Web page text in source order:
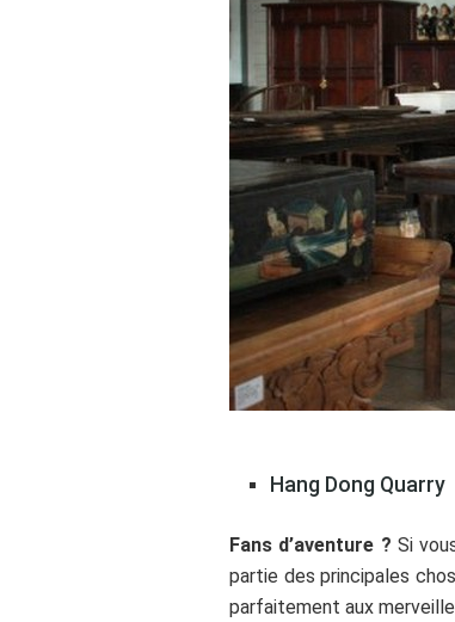
Hang Dong Quarry
Fans d’aventure ? Si
partie des principales
parfaitement aux